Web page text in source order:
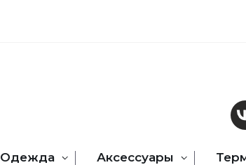
Одежда Аксессуары